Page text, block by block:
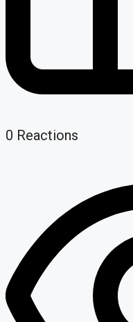
0 Reactions